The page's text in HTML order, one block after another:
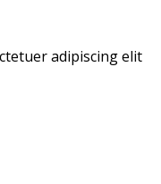
adipiscing elit